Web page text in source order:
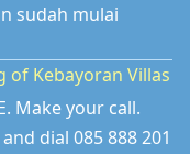
sudah mulai
of Kebayoran Villas
Make your call.
dial 085 888 201